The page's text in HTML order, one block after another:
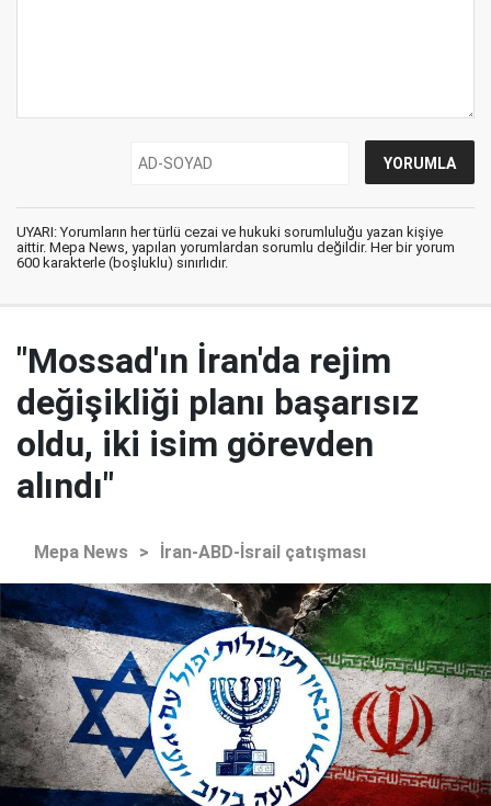
UYARI: Yorumların her türlü cezai ve hukuki sorumluluğu yazan kişiye
aittir. Mepa News, yapılan yorumlardan sorumlu değildir. Her bir yorum
600 karakterle (boşluklu) sınırlıdır.
"Mossad'ın İran'da rejim
değişikliği planı başarısız
oldu, iki isim görevden
alındı"
Mepa News > İran-ABD-İsrail çatışması